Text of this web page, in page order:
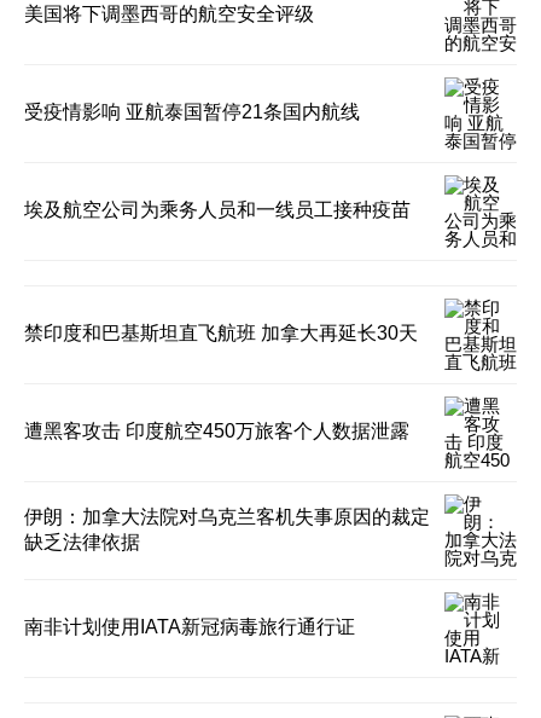
美国将下调墨西哥的航空安全评级
受疫情影响 亚航泰国暂停21条国内航线
埃及航空公司为乘务人员和一线员工接种疫苗
禁印度和巴基斯坦直飞航班 加拿大再延长30天
遭黑客攻击 印度航空450万旅客个人数据泄露
伊朗：加拿大法院对乌克兰客机失事原因的裁定
缺乏法律依据
南非计划使用IATA新冠病毒旅行通行证